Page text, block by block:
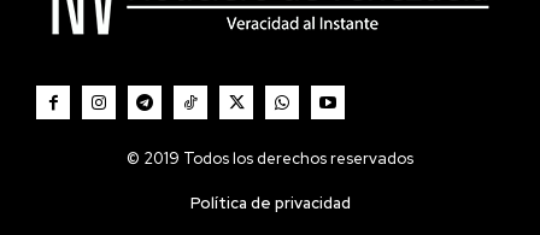
© 2019 Todos los derechos reservados
Política de privacidad